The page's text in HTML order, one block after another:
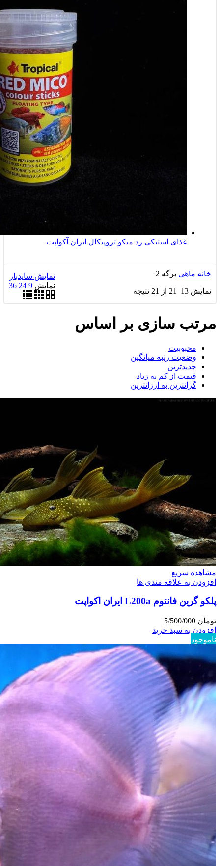
غذای استیکی رد میکو تروپیکال ایران آکواپت
خانه ماهی برگه 2
نمایش 13–21 از 21 نتیجه
نمایش سایدبار
نمایش 9
24
36
مرتب سازی بر اساس
محبوبیت
وضعیت رتبه میانگین
جدیدترین
قیمت از کم به زیاد
گرانترین به ارزانترین
مشاهده سریع
افزودن به علاقه مندی ها
پلکو گرین فانتوم L200a ایران اکواپت
تومان
افزودن به سبد خرید
ناموجود